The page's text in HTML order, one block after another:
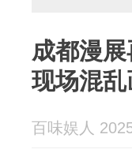
成都漫
现场混
百味娱人